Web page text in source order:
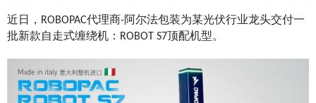
近日，ROBOPAC代理商-阿尔法包装为某光伏行业龙头交付一
批新款自走式缠绕机：ROBOT S7顶配机型。